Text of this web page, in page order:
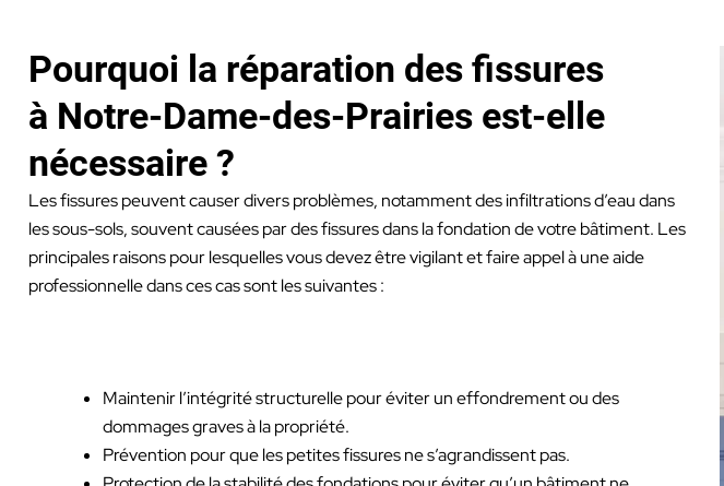
Pourquoi la réparation des fissures
à Notre-Dame-des-Prairies est-elle
nécessaire ?
Les fissures peuvent causer divers problèmes, notamment des infiltrations d’eau dans
les sous-sols, souvent causées par des fissures dans la fondation de votre bâtiment. Les
principales raisons pour lesquelles vous devez être vigilant et faire appel à une aide
professionnelle dans ces cas sont les suivantes :
Maintenir l’intégrité structurelle pour éviter un effondrement ou des
dommages graves à la propriété.
Prévention pour que les petites fissures ne s’agrandissent pas.